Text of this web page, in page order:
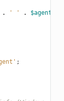
. ' ' . $agent
;